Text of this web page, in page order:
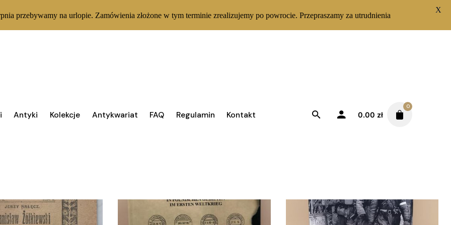
Antyki Kolekcje Antykwariat FAQ Regulamin Kontakt 0.00 zł
0
Posortowane według najnowszych
Sortuj od najnowszych
przebywamy na urlopie. Zamówienia złożone w tym terminie zrealizujemy po powrocie. Przepraszamy za utrudnienia
X